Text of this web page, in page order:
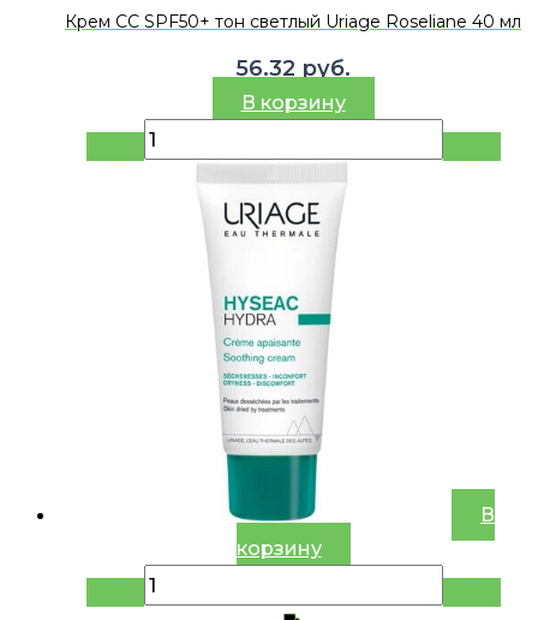
Крем СС SPF50+ тон светлый Uriage Roseliane 40 мл
56.32 руб.
В корзину
В
корзину